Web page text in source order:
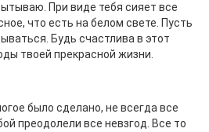
При виде тебя сияет все
что есть на белом свете. Пусть
Будь счастлива в этот
твоей прекрасной жизни.
было сделано, не всегда все
преодолели все невзгод. Все то